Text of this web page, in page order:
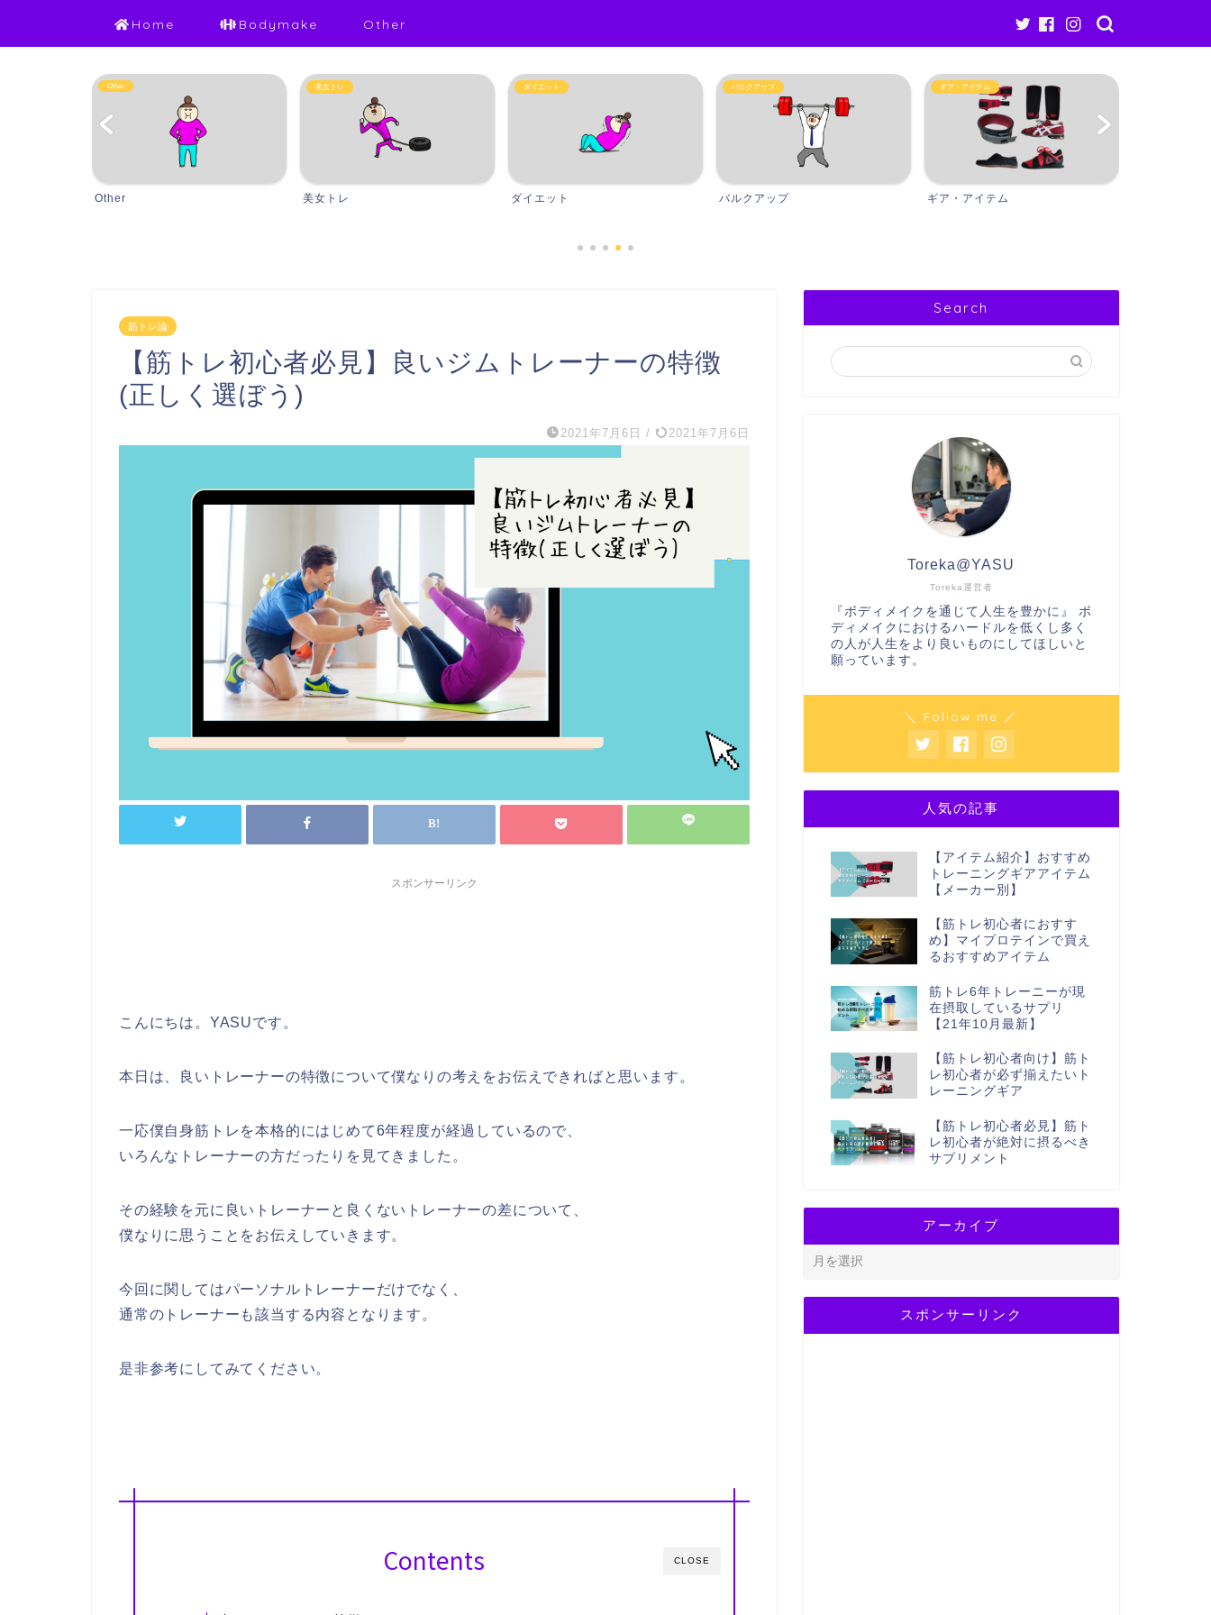
Home Bodymake Other
Other
Other
美女トレ
美女トレ
ダイエット
ダイエット
バルクアップ
バルクアップ
ギア・アイテム
ギア・アイテム
筋トレ論
【筋トレ初心者必見】良いジムトレーナーの特徴
(正しく選ぼう)
2021年7月6日 / 2021年7月6日
スポンサーリンク
こんにちは。YASUです。
本日は、良いトレーナーの特徴について僕なりの考えをお伝えできればと思います。
一応僕自身筋トレを本格的にはじめて6年程度が経過しているので、
いろんなトレーナーの方だったりを見てきました。
その経験を元に良いトレーナーと良くないトレーナーの差について、
僕なりに思うことをお伝えしていきます。
今回に関してはパーソナルトレーナーだけでなく、
通常のトレーナーも該当する内容となります。
是非参考にしてみてください。
CLOSE
Contents
Search
Toreka運営者
Toreka@YASU
『ボディメイクを通じて人生を豊かに』 ボ
ディメイクにおけるハードルを低くし多く
の人が人生をより良いものにしてほしいと
願っています。
＼ Follow me ／
人気の記事
【アイテム紹介】おすすめ
トレーニングギアアイテム
【メーカー別】
【筋トレ初心者におすす
め】マイプロテインで買え
るおすすめアイテム
筋トレ6年トレーニーが現
在摂取しているサプリ
【21年10月最新】
【筋トレ初心者向け】筋ト
レ初心者が必ず揃えたいト
レーニングギア
【筋トレ初心者必見】筋ト
レ初心者が絶対に摂るべき
サプリメント
アーカイブ
スポンサーリンク